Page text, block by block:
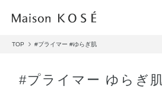
TOP #プライマー #ゆらぎ肌
#プライマー ゆらぎ